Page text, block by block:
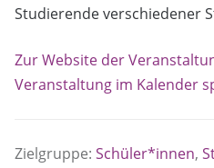
Studierende verschiedener
Zur Website der
Veranstaltung im Kalender
Zielgruppe: Schüler*innen,